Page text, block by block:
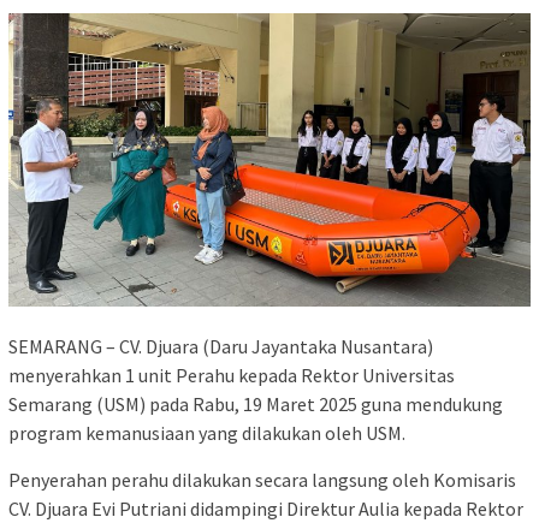
SEMARANG – CV. Djuara (Daru Jayantaka Nusantara)
menyerahkan 1 unit Perahu kepada Rektor Universitas
Semarang (USM) pada Rabu, 19 Maret 2025 guna mendukung
program kemanusiaan yang dilakukan oleh USM.
Penyerahan perahu dilakukan secara langsung oleh Komisaris
CV. Djuara Evi Putriani didampingi Direktur Aulia kepada Rektor